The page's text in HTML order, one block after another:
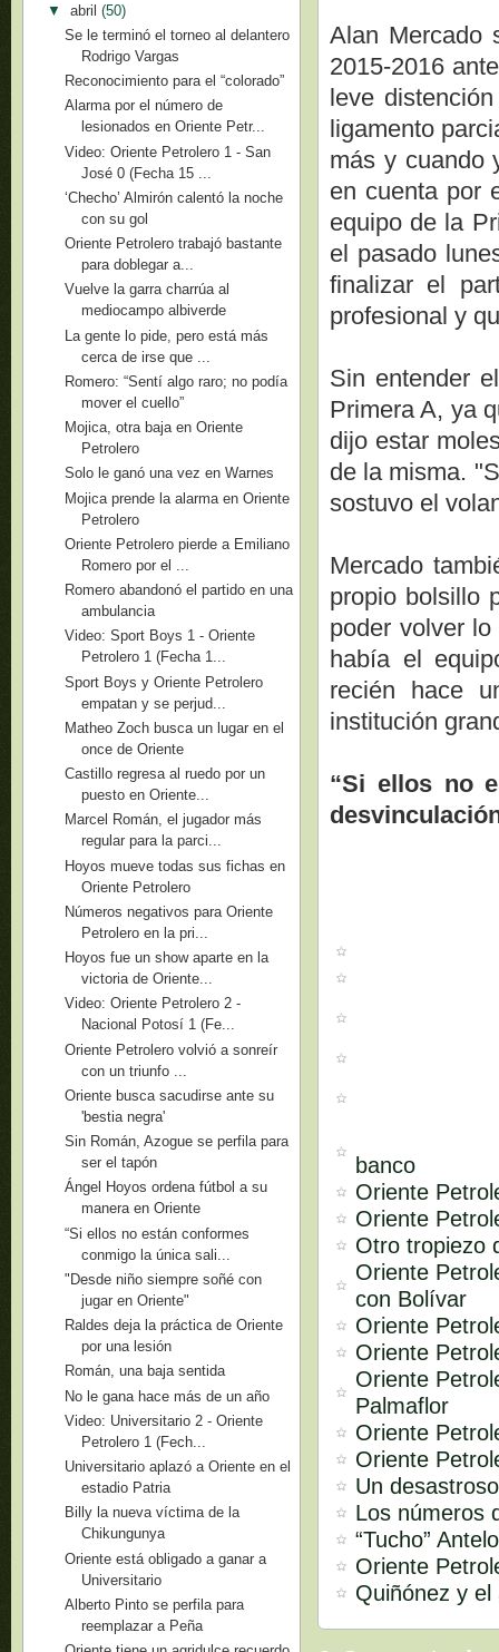
Alan Mercado
2015-2016
leve
ligamento
más y cuando
en cuenta por
equipo de la
el pasado
finalizar el
profesional y
Sin entender
Primera A, ya
dijo estar
de la misma.
sostuvo el
Mercado
propio bolsillo
poder volver
había el
recién hace
institución
“Si ellos no
banco
Oriente
Oriente
Otro tropiezo
Oriente
con Bolívar
Oriente
Oriente
Oriente
Palmaflor
Oriente
Oriente
Un
Los números
“Tucho”
Oriente
Quiñónez y
▼ abril (50)
Se le terminó el torneo al delantero
Rodrigo Vargas
Reconocimiento para el “colorado”
Alarma por el número de
lesionados en Oriente Petr...
Video: Oriente Petrolero 1 - San
José 0 (Fecha 15 ...
‘Checho’ Almirón calentó la noche
con su gol
Oriente Petrolero trabajó bastante
para doblegar a...
Vuelve la garra charrúa al
mediocampo albiverde
La gente lo pide, pero está más
cerca de irse que ...
Romero: “Sentí algo raro; no podía
mover el cuello”
Mojica, otra baja en Oriente
Petrolero
Solo le ganó una vez en Warnes
Mojica prende la alarma en Oriente
Petrolero
Oriente Petrolero pierde a Emiliano
Romero por el ...
Romero abandonó el partido en una
ambulancia
Video: Sport Boys 1 - Oriente
Petrolero 1 (Fecha 1...
Sport Boys y Oriente Petrolero
empatan y se perjud...
Matheo Zoch busca un lugar en el
once de Oriente
Castillo regresa al ruedo por un
puesto en Oriente...
Marcel Román, el jugador más
regular para la parci...
Hoyos mueve todas sus fichas en
Oriente Petrolero
Números negativos para Oriente
Petrolero en la pri...
Hoyos fue un show aparte en la
victoria de Oriente...
Video: Oriente Petrolero 2 -
Nacional Potosí 1 (Fe...
Oriente Petrolero volvió a sonreír
con un triunfo ...
Oriente busca sacudirse ante su
'bestia negra'
Sin Román, Azogue se perfila para
ser el tapón
Ángel Hoyos ordena fútbol a su
manera en Oriente
“Si ellos no están conformes
conmigo la única sali...
"Desde niño siempre soñé con
jugar en Oriente"
Raldes deja la práctica de Oriente
por una lesión
Román, una baja sentida
No le gana hace más de un año
Video: Universitario 2 - Oriente
Petrolero 1 (Fech...
Universitario aplazó a Oriente en el
estadio Patria
Billy la nueva víctima de la
Chikungunya
Oriente está obligado a ganar a
Universitario
Alberto Pinto se perfila para
reemplazar a Peña